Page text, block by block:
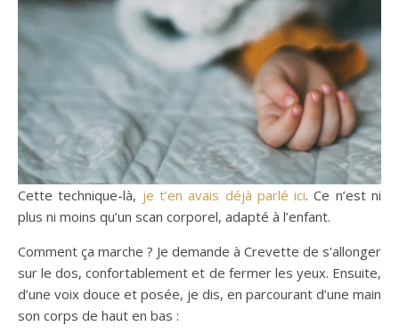
Cette technique-là, je t’en avais déjà parlé ici. Ce n’est ni
plus ni moins qu’un scan corporel, adapté à l’enfant.
Comment ça marche ? Je demande à Crevette de s’allonger
sur le dos, confortablement et de fermer les yeux. Ensuite,
d’une voix douce et posée, je dis, en parcourant d’une main
son corps de haut en bas :